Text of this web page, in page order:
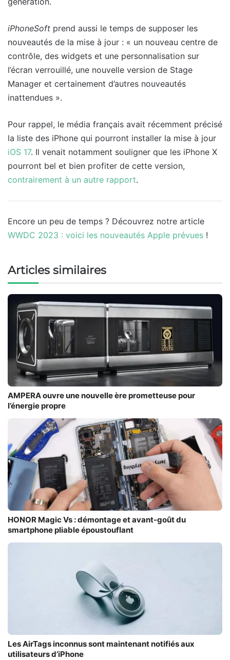
iPhoneSoft prend aussi le temps de supposer les
nouveautés de la mise à jour : « un nouveau centre de
contrôle, des widgets et une personnalisation sur
l’écran verrouillé, une nouvelle version de Stage
Manager et certainement d’autres nouveautés
inattendues ».
Pour rappel, le média français avait récemment précisé
la liste des iPhone qui pourront installer la mise à jour
iOS 17. Il venait notamment souligner que les iPhone X
pourront bel et bien profiter de cette version,
contrairement à un autre rapport.
Encore un peu de temps ? Découvrez notre article
WWDC 2023 : voici les nouveautés Apple prévues !
Articles similaires
AMPERA ouvre une nouvelle ère prometteuse pour
l’énergie propre
HONOR Magic Vs : démontage et avant-goût du
smartphone pliable époustouflant
Les AirTags inconnus sont maintenant notifiés aux
utilisateurs d’iPhone